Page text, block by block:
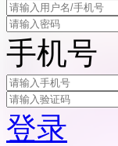
手机号
登录